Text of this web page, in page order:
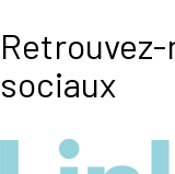
sociaux